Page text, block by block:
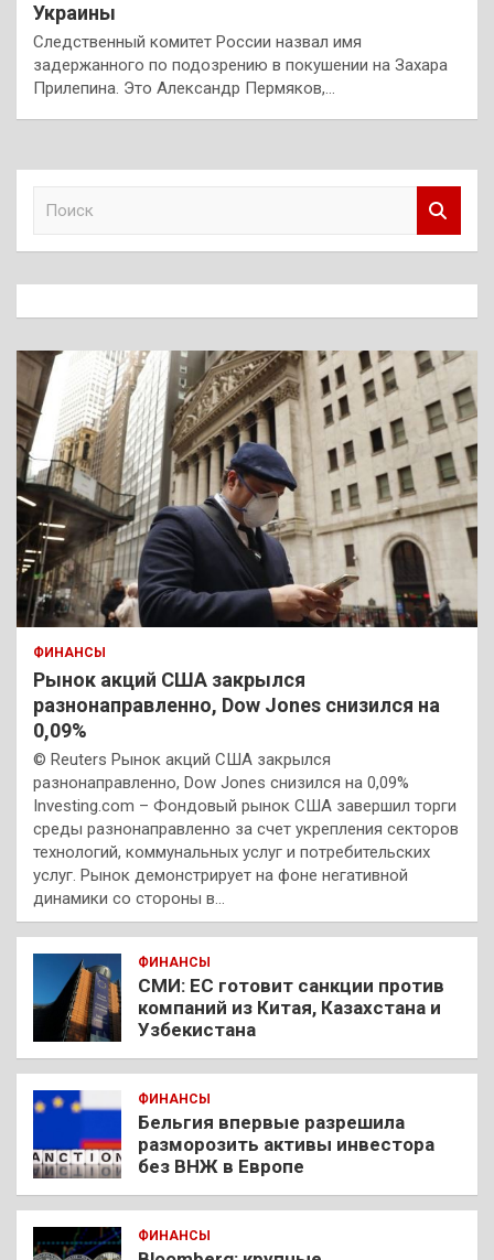
Украины
Следственный комитет России назвал имя
задержанного по подозрению в покушении на Захара
Прилепина. Это Александр Пермяков,…
к
ФИНАНСЫ
Рынок акций США закрылся
разнонаправленно, Dow Jones снизился на
0,09%
© Reuters Рынок акций США закрылся
разнонаправленно, Dow Jones снизился на 0,09%
Investing.com – Фондовый рынок США завершил торги
среды разнонаправленно за счет укрепления секторов
технологий, коммунальных услуг и потребительских
услуг. Рынок демонстрирует на фоне негативной
динамики со стороны в…
ФИНАНСЫ
СМИ: ЕС готовит санкции против
компаний из Китая, Казахстана и
Узбекистана
ФИНАНСЫ
Бельгия впервые разрешила
разморозить активы инвестора
без ВНЖ в Европе
ФИНАНСЫ